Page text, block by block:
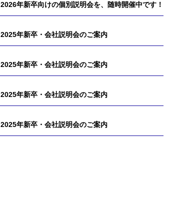
2026年新卒向けの個別説明会を、随時開催中です！
2025年新卒・会社説明会のご案内
2025年新卒・会社説明会のご案内
2025年新卒・会社説明会のご案内
2025年新卒・会社説明会のご案内